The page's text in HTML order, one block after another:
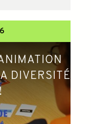
DIVERSITÉ